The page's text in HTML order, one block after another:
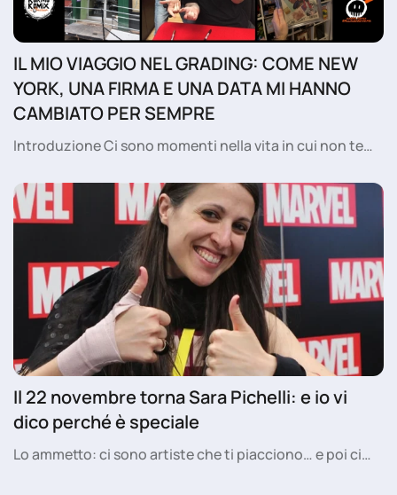
IL MIO VIAGGIO NEL GRADING: COME NEW
YORK, UNA FIRMA E UNA DATA MI HANNO
CAMBIATO PER SEMPRE
Introduzione Ci sono momenti nella vita in cui non te…
Il 22 novembre torna Sara Pichelli: e io vi
dico perché è speciale
Lo ammetto: ci sono artiste che ti piacciono… e poi ci…